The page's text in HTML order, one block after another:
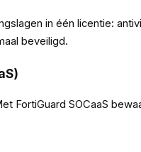
in één licentie:
beveiligd.
FortiGuard SOCaaS